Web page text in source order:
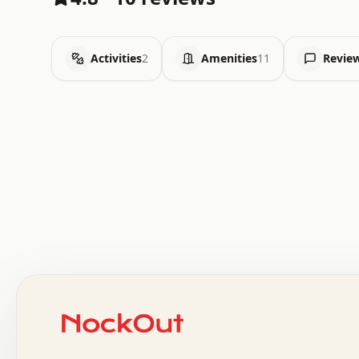
Activities2 Amenities11
.   +   .   .   o   .   .   .   .   .   .   :   .
.   .   .   o   .   .   .   .   .   .   .   .   x   .